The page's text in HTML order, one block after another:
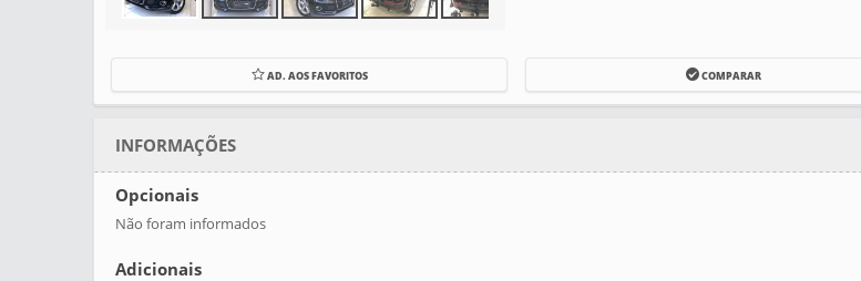
AD. AOS FAVORITOS COMPARAR
INFORMAÇÕES
Opcionais
Não foram informados
Adicionais